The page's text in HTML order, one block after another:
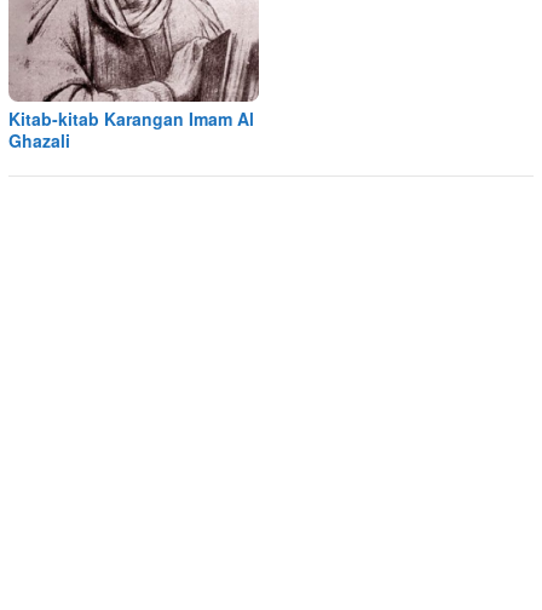
Kitab-kitab Karangan Imam Al
Ghazali